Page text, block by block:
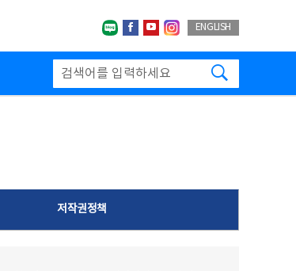
네이버블로그
페이스북
유투브인스타그랩
ENGLISH
저작권정책